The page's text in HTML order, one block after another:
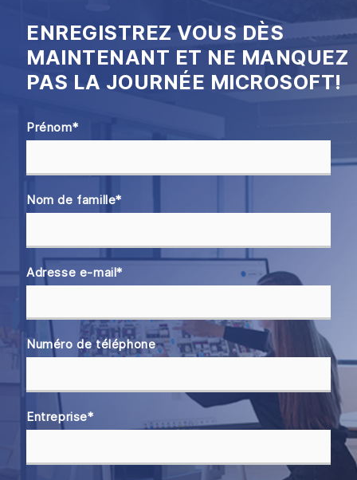
ENREGISTREZ VOUS DÈS
MAINTENANT ET NE MANQUEZ
PAS LA JOURNÉE MICROSOFT!
Prénom*
Nom de famille*
Adresse e-mail*
Numéro de téléphone
Entreprise*